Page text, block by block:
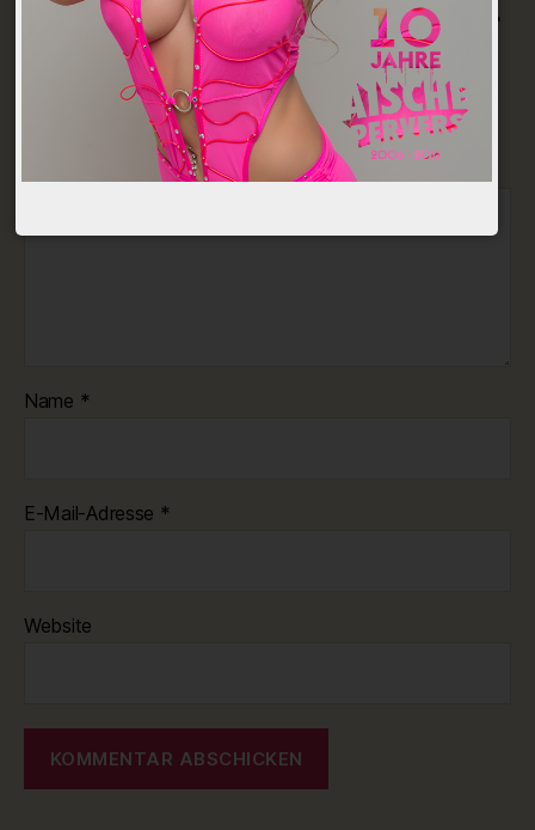
Schreibe einen Kommentar
Deine E-Mail-Adresse wird nicht veröffentlicht.
Erforderliche Felder sind mit
*markiert
Name *
E-Mail-Adresse *
Website